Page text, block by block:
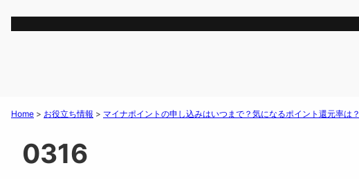
Home > お役立ち情報 > マイナポイントの申し込みはいつまで？気になるポイント還元率は？
0316